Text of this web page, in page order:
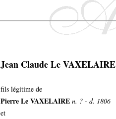
Jean Claude Le VAXELAIRE
fils légitime de
Pierre Le VAXELAIRE n. ? - d. 1806
et